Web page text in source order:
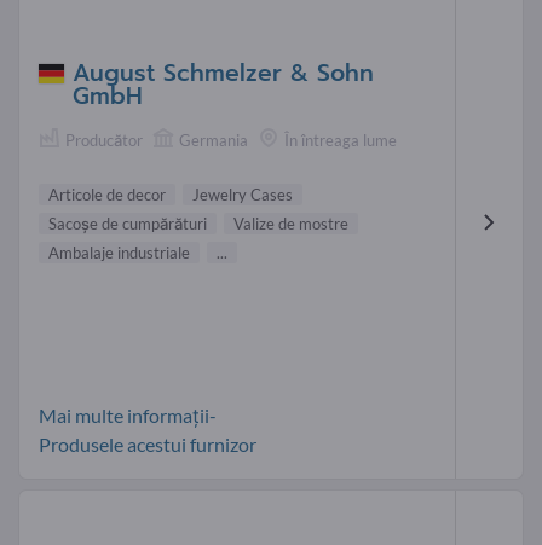
August Schmelzer & Sohn
GmbH
Producător Germania În întreaga lume
Articole de decor
Jewelry Cases
Sacoşe de cumpărături
Valize de mostre
Ambalaje industriale
...
Mai multe informații-
Produsele acestui furnizor